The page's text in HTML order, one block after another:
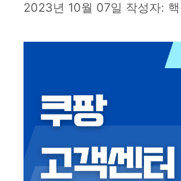
2023년 10월 07일 작성자: